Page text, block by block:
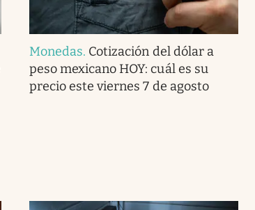
Monedas. Cotización del dólar a
peso mexicano HOY: cuál es su
precio este viernes 7 de agosto